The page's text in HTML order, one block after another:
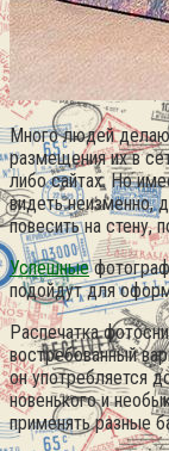
Много людей
размещения их в
либо сайтах. Но
видеть неизменно,
повесить на стену,
Успешные
подойдут для
Распечатка
востребованный
он употребляется
новенького и
применять разные